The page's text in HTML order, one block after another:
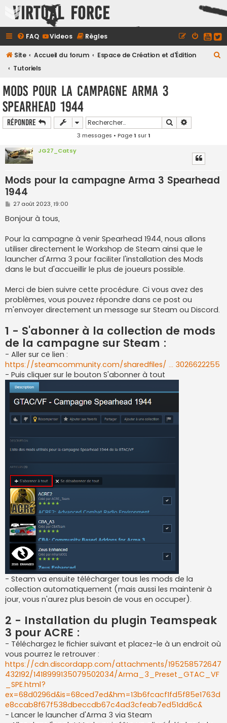
Virtual Force
FAQ Videos Règles
Site Accueil du forum
Espace de Création et d'Édition
Tutoriels
Mods pour la campagne Arma 3
Spearhead 1944
Répondre Rechercher
3 messages • Page1 sur1
JG27_Catsy
Mods pour la campagne Arma 3 Spearhead
1944
M
s
s
g
e
27 août 2023, 19:00
Bonjour à tous,
Pour la campagne à venir Spearhead 1944, nous allons
utiliser directement le Workshop de Steam ainsi que le
launcher d'Arma 3 pour faciliter l'installation des Mods
dans le but d'accueillir le plus de joueurs possible.
Merci de bien suivre cette procédure. Ci vous avez des
problèmes, vous pouvez répondre dans ce post ou
m'envoyer directement un message sur Steam ou Discord.
1 - S'abonner à la collection de mods
de la campagne sur Steam :
- Aller sur ce lien :
https://steamcommunity.com/sharedfiles/ ... 3026622255
- Puis cliquer sur le bouton S'abonner à tout
- Steam va ensuite télécharger tous les mods de la
collection automatiquement (mais aussi les maintenir à
jour, vous n'aurez plus besoin de vous en occuper).
2 - Installation du plugin Teamspeak
3 pour ACRE :
- Téléchargez le fichier suivant et placez-le à un endroit où
vous pourrez le retrouver :
https://cdn.discordapp.com/attachments/195258572647
432192/1418999135079502034/Arma_3_Preset_GTAC_VF
_SPE.html?
ex=68d0296d&is=68ced7ed&hm=13b6fcacf1fd5f85e1763d
e8ccab8f67f538dbeccdb67c4ad3cfeab7ed51dd6c&
- Lancer le launcher d'Arma 3 via Steam